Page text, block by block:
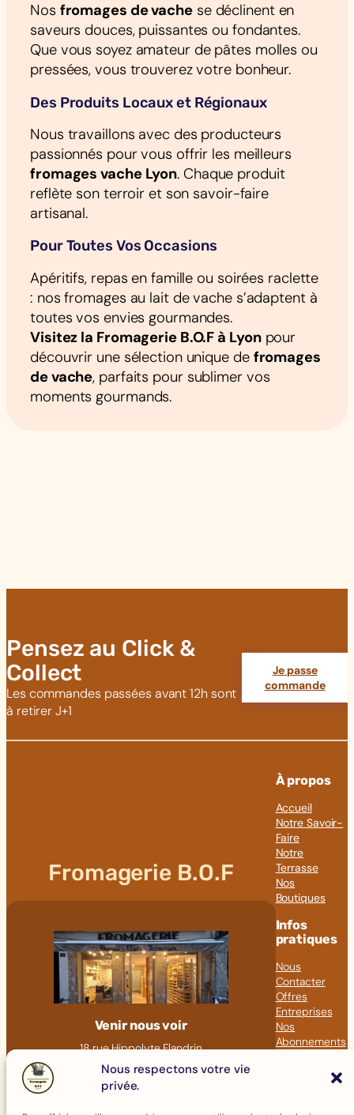
Nous respectons votre vie
privée.
Nos fromages de vachese déclinent en
saveurs douces, puissantes ou fondantes.
Que vous soyez amateur de pâtes molles ou
pressées, vous trouverez votre bonheur.
Des Produits Locaux et Régionaux
Nous travaillons avec des producteurs
passionnés pour vous offrir les meilleurs
fromages vache Lyon. Chaque produit
reflète son terroir et son savoir-faire
artisanal.
Pour Toutes Vos Occasions
Apéritifs, repas en famille ou soirées raclette
: nos fromages au lait de vache s’adaptent à
toutes vos envies gourmandes.
Visitez la Fromagerie B.O.F à Lyonpour
découvrir une sélection unique de fromages
de vache, parfaits pour sublimer vos
moments gourmands.
Pensez au Click &
Collect
Les commandes passées avant 12h sont
à retirer J+1
Je passe
commande
Fromagerie B.O.F
Venir nous voir
18 rue Hippolyte Flandrin
09 82 23 41 60
À propos
Accueil
Notre Savoir-
Faire
Notre
Terrasse
Nos
Boutiques
Infos
pratiques
Nous
Contacter
Offres
Entreprises
Nos
Abonnements